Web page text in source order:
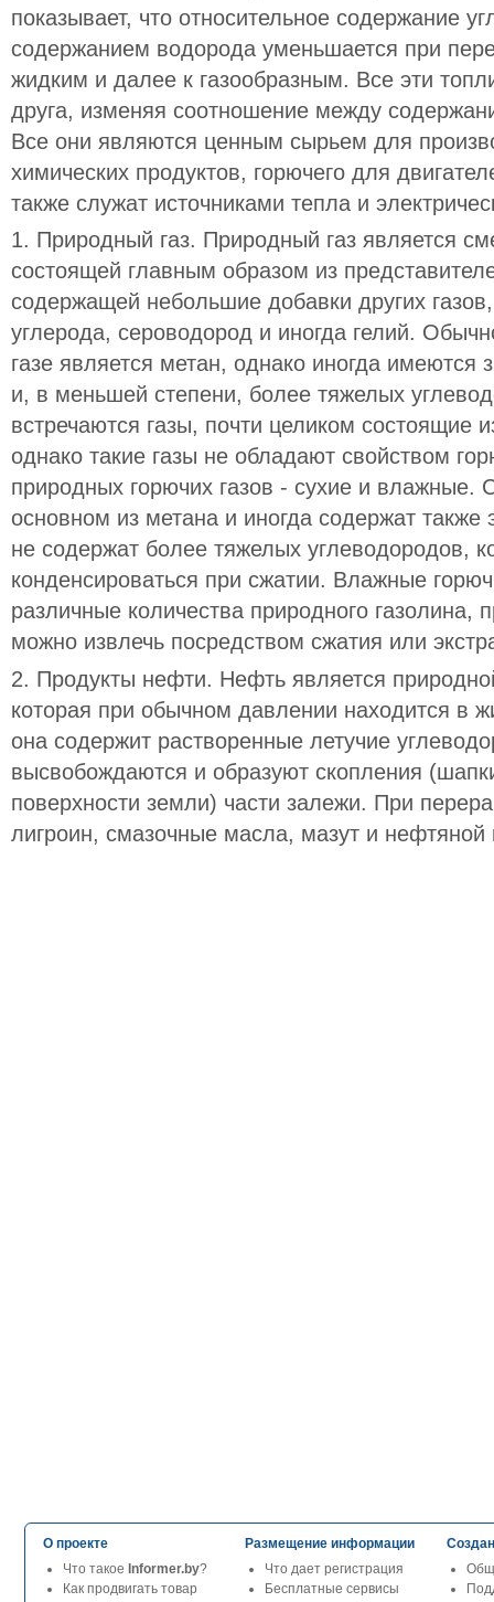
показывает, что относительное содержание
содержанием водорода уменьшается при
жидким и далее к газообразным. Все эти
друга, изменяя соотношение между
Все они являются ценным сырьем для
химических продуктов, горючего для
также служат источниками тепла и
1. Природный газ. Природный газ является
состоящей главным образом из
содержащей небольшие добавки других газов,
углерода, сероводород и иногда гелий.
газе является метан, однако иногда имеются
и, в меньшей степени, более тяжелых
встречаются газы, почти целиком состоящие
однако такие газы не обладают свойством
природных горючих газов - сухие и влажные.
основном из метана и иногда содержат также
не содержат более тяжелых углеводородов,
конденсироваться при сжатии. Влажные
различные количества природного газолина,
можно извлечь посредством сжатия или
2. Продукты нефти. Нефть является
которая при обычном давлении находится в
она содержит растворенные летучие
высвобождаются и образуют скопления
поверхности земли) части залежи. При
лигроин, смазочные масла, мазут и нефтяной
О проекте
Что такое Informer.by?
Как продвигать товар
Размещение информации
Что дает регистрация
Бесплатные сервисы